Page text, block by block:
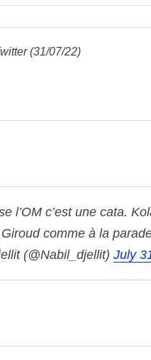
(31/07/22)
l’OM c’est une cata.
comme à la
(@Nabil_djellit) July